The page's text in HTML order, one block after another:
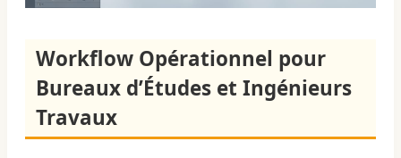
Workflow Opérationnel pour
Bureaux d’Études et Ingénieurs
Travaux